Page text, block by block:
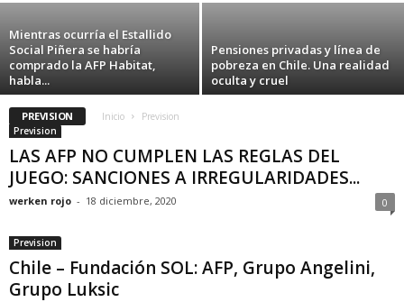
Mientras ocurría el Estallido
Social Piñera se habría
comprado la AFP Habitat,
habla...
Pensiones privadas y línea de
pobreza en Chile. Una realidad
oculta y cruel
PREVISION Inicio
Prevision
Prevision
LAS AFP NO CUMPLEN LAS REGLAS DEL
JUEGO: SANCIONES A IRREGULARIDADES...
werken rojo - 18 diciembre, 2020 0
Prevision
Chile – Fundación SOL: AFP, Grupo Angelini,
Grupo Luksic